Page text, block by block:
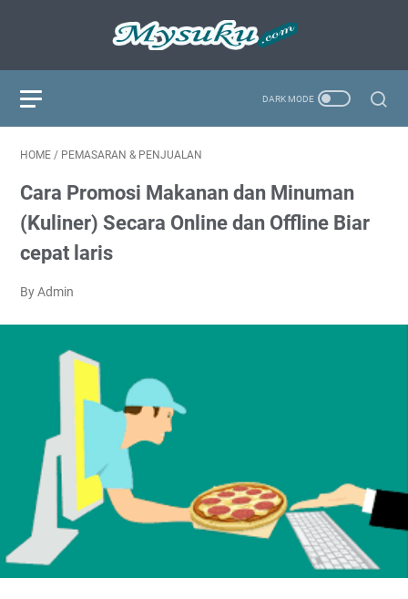
HOME / PEMASARAN & PENJUALAN
Cara Promosi Makanan dan Minuman
(Kuliner) Secara Online dan Offline Biar
cepat laris
By Admin